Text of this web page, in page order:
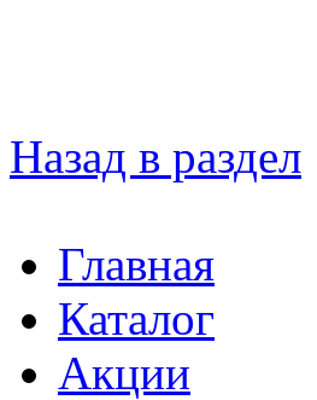
Назад в раздел
Главная
Каталог
Акции